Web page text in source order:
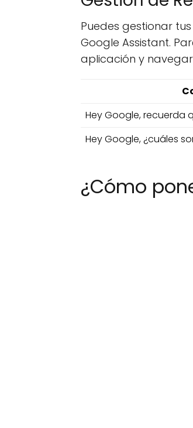
Puedes gestionar
Google Assistant.
aplicación y
Hey Google, recuerda
Hey Google, ¿cuáles
¿Cómo